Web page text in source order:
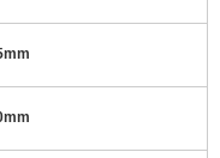
mm
mm